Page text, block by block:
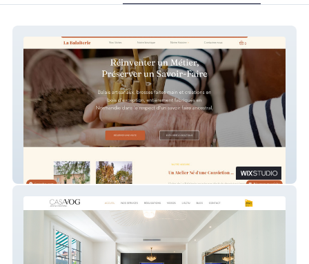
La Balaiterie